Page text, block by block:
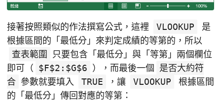
接著按照類似的作法撰寫公式，這裡 VLOOKUP
是
根據區間的「最低分」來判定成績的等第的，所以
查表範圍
只要包含「最低分」與「等第」兩個欄位
即可（ $F$2:$G$6 ），而最後一個
是否大約符
合 參數就要填入 TRUE ，讓 VLOOKUP
根據區間
的「最低分」傳回對應的等第：